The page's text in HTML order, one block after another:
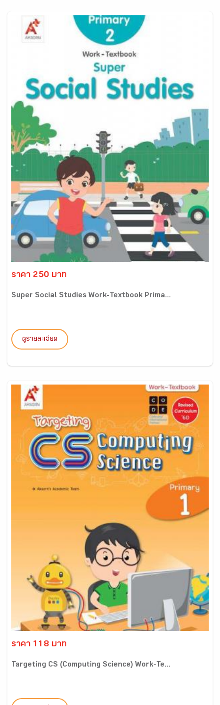
ราคา 250 บาท
Super Social Studies Work-Textbook Prima...
ดูรายละเอียด
ราคา 118 บาท
Targeting CS (Computing Science) Work-Te...